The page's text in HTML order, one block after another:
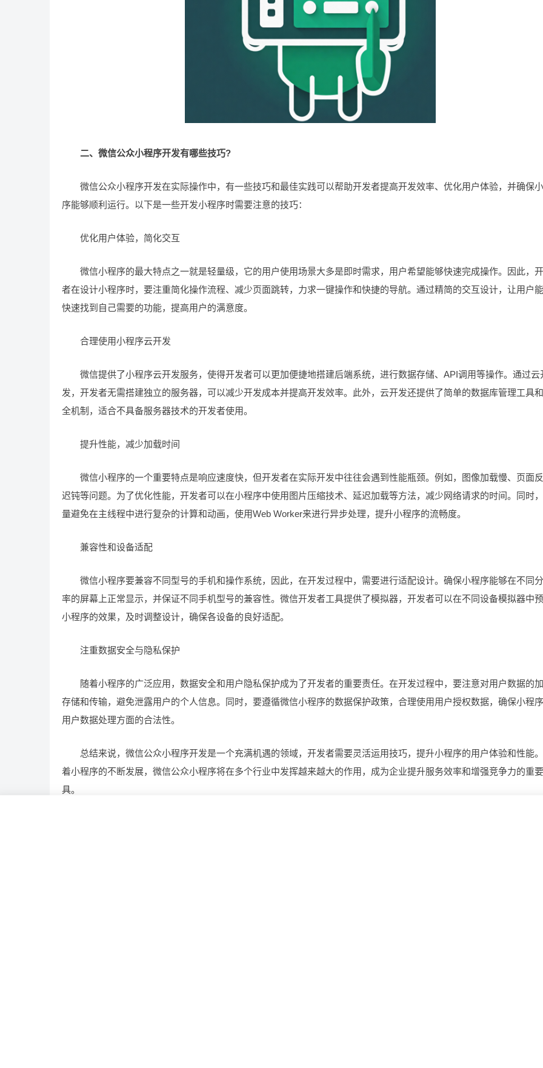
二、微信公众小程序开发有哪些技巧?
微信公众小程序开发在实际操作中，有一些技巧和最佳实践可以帮助开发者提高开发效率、优化用户体验，并确保
序能够顺利运行。以下是一些开发小程序时需要注意的技巧：
优化用户体验，简化交互
微信小程序的最大特点之一就是轻量级，它的用户使用场景大多是即时需求，用户希望能够快速完成操作。因此，
者在设计小程序时，要注重简化操作流程、减少页面跳转，力求一键操作和快捷的导航。通过精简的交互设计，让用户
快速找到自己需要的功能，提高用户的满意度。
合理使用小程序云开发
微信提供了小程序云开发服务，使得开发者可以更加便捷地搭建后端系统，进行数据存储、API调用等操作。通过云
发，开发者无需搭建独立的服务器，可以减少开发成本并提高开发效率。此外，云开发还提供了简单的数据库管理工具
全机制，适合不具备服务器技术的开发者使用。
提升性能，减少加载时间
微信小程序的一个重要特点是响应速度快，但开发者在实际开发中往往会遇到性能瓶颈。例如，图像加载慢、页面
迟钝等问题。为了优化性能，开发者可以在小程序中使用图片压缩技术、延迟加载等方法，减少网络请求的时间。同时
量避免在主线程中进行复杂的计算和动画，使用Web Worker来进行异步处理，提升小程序的流畅度。
兼容性和设备适配
微信小程序要兼容不同型号的手机和操作系统，因此，在开发过程中，需要进行适配设计。确保小程序能够在不同
率的屏幕上正常显示，并保证不同手机型号的兼容性。微信开发者工具提供了模拟器，开发者可以在不同设备模拟器中
小程序的效果，及时调整设计，确保各设备的良好适配。
注重数据安全与隐私保护
随着小程序的广泛应用，数据安全和用户隐私保护成为了开发者的重要责任。在开发过程中，要注意对用户数据的
存储和传输，避免泄露用户的个人信息。同时，要遵循微信小程序的数据保护政策，合理使用用户授权数据，确保小程
用户数据处理方面的合法性。
总结来说，微信公众小程序开发是一个充满机遇的领域，开发者需要灵活运用技巧，提升小程序的用户体验和性能
着小程序的不断发展，微信公众小程序将在多个行业中发挥越来越大的作用，成为企业提升服务效率和增强竞争力的重
具。